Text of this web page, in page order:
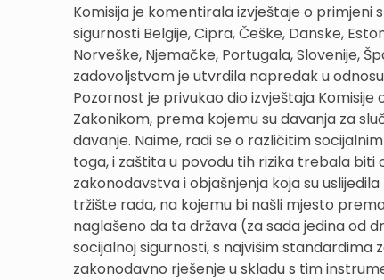
Komisija je komentirala izvještaje o primjeni
sigurnosti Belgije, Cipra, Češke, Danske,
Norveške, Njemačke, Portugala, Slovenije,
zadovoljstvom je utvrdila napredak u
Pozornost je privukao dio izvještaja
Zakonikom, prema kojemu su davanja za
davanje. Naime, radi se o različitim
toga, i zaštita u povodu tih rizika trebala biti
zakonodavstva i objašnjenja koja su
tržište rada, na kojemu bi našli mjesto
naglašeno da ta država (za sada jedina od
socijalnoj sigurnosti, s najvišim
zakonodavno rješenje u skladu s tim